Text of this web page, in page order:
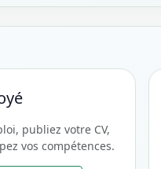
publiez votre CV,
vos compétences.